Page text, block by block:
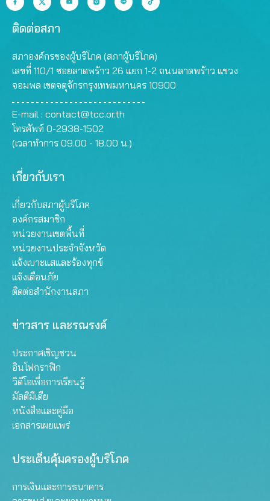
ติดต่อสภา
สภาองค์กรของผู้บริโภค (สภาผู้บริโภค)
เลขที่ 110/1 ซอยลาดพร้าว 26 แยก 1-2 ถนนลาดพร้าว แขวง
จอมพล เขตจตุจักรกรุงเทพมหานคร 10900
E-mail : contact@tcc.or.th
โทรศัพท์ 0-2938-1502
(เวลาทำการ 09.00 - 18.00 น.)
เกี่ยวกับเรา
เกี่ยวกับสภาผู้บริโภค
องค์กรสมาชิก
หน่วยงานเขตพื้นที่
หน่วยงานประจำจังหวัด
แจ้งเบาะแสและร้องทุกข์
แจ้งเตือนภัย
ติดต่อสำนักงานสภา
ข่าวสาร และรณรงค์
ประกาศเชิญชวน
อินโฟกราฟิก
วิดีโอเพื่อการเรียนรู้
มัลติมีเดีย
หนังสือและคู่มือ
เอกสารเผยแพร่
ประเด็นคุ้มครองผู้บริโภค
การเงินและการธนาคาร